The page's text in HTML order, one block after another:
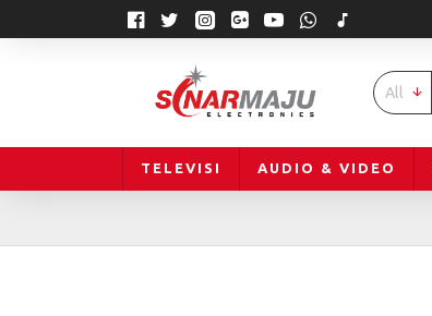
All
TELEVISI AUDIO & VIDEO